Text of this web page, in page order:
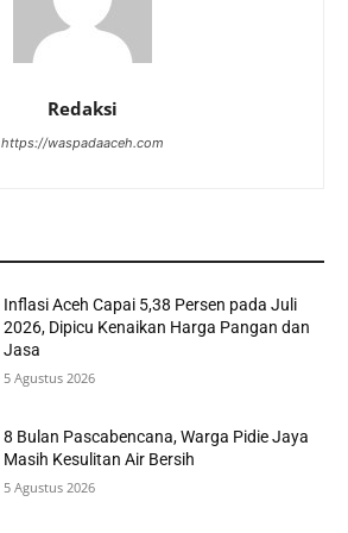
Redaksi
https://waspadaaceh.com
Inflasi Aceh Capai 5,38 Persen pada Juli
2026, Dipicu Kenaikan Harga Pangan dan
Jasa
5 Agustus 2026
8 Bulan Pascabencana, Warga Pidie Jaya
Masih Kesulitan Air Bersih
5 Agustus 2026